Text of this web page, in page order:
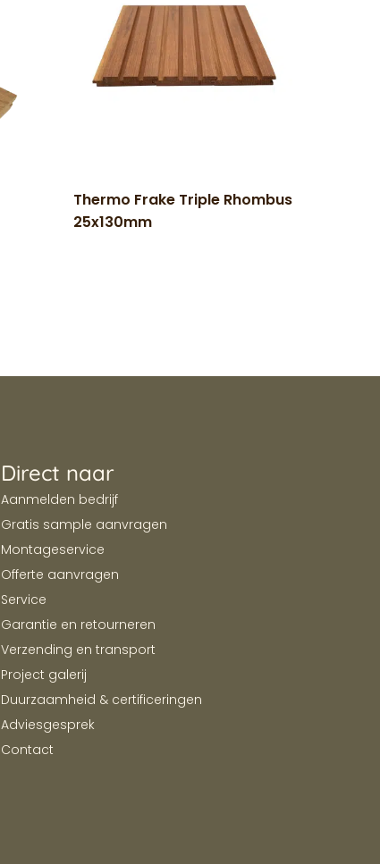
Thermo Frake Triple Rhombus
25x130mm
Direct naar
Aanmelden bedrijf
Gratis sample aanvragen
Montageservice
Offerte aanvragen
Service
Garantie en retourneren
Verzending en transport
Project galerij
Duurzaamheid & certificeringen
Adviesgesprek
Contact